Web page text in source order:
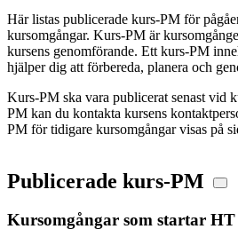
Här listas publicerade kurs-PM för
kursomgångar. Kurs-PM är
kursens genomförande. Ett kurs-PM
hjälper dig att förbereda, planera och
Kurs-PM ska vara publicerat senast vid
PM kan du kontakta kursens
PM för tidigare kursomgångar visas på
Publicerade kurs-PM
Kursomgångar som startar HT